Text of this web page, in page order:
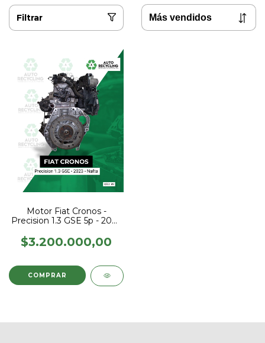
Filtrar
Motor Fiat Cronos -
Precision 1.3 GSE 5p - 2023
$3.200.000,00